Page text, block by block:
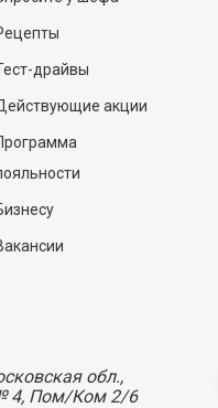
драйвы
акции
обл.,
4, Пом/Ком 2/6